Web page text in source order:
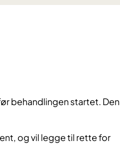
behandlingen startet. Den
og vil legge til rette for